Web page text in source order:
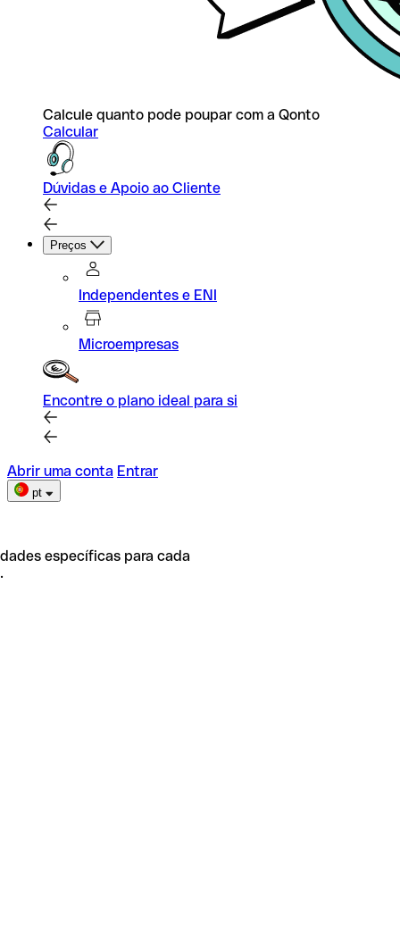
Calcule quanto pode poupar com a Qonto
Calcular
Dúvidas e Apoio ao Cliente
Preços
Independentes e ENI
Microempresas
Encontre o plano ideal para si
Abrir uma conta Entrar
pt
específicas para cada